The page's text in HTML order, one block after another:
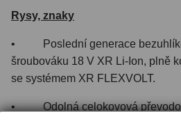
Rysy, znaky
• Poslední generace
šroubováku 18 V XR Li-Ion, plně
se systémem XR FLEXVOLT.
• Odolná celokovová